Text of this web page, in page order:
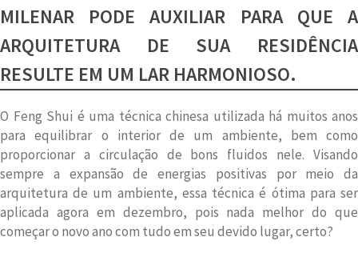
MILENAR PODE AUXILIAR PARA QUE A
ARQUITETURA DE SUA RESIDÊNCIA
RESULTE EM UM LAR HARMONIOSO.
O Feng Shui é uma técnica chinesa utilizada há muitos anos
para equilibrar o interior de um ambiente, bem como
proporcionar a circulação de bons fluidos nele. Visando
sempre a expansão de energias positivas por meio da
arquitetura de um ambiente, essa técnica é ótima para ser
aplicada agora em dezembro, pois nada melhor do que
começar o novo ano com tudo em seu devido lugar, certo?